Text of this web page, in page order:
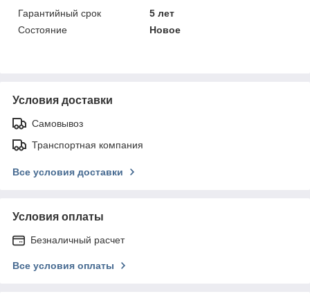
Гарантийный срок
5 лет
Состояние
Новое
Условия доставки
Самовывоз
Транспортная компания
Все условия доставки
Условия оплаты
Безналичный расчет
Все условия оплаты